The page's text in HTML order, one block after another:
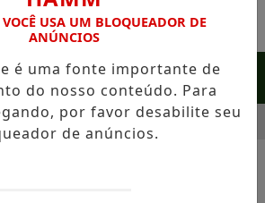
MENU
COM 488 HECTARES UNE ALTA
VOCÊ USA UM BLOQUEADOR DE
ANÚNCIOS
é uma fonte importante de
do nosso conteúdo. Para
por favor desabilite seu
de anúncios.